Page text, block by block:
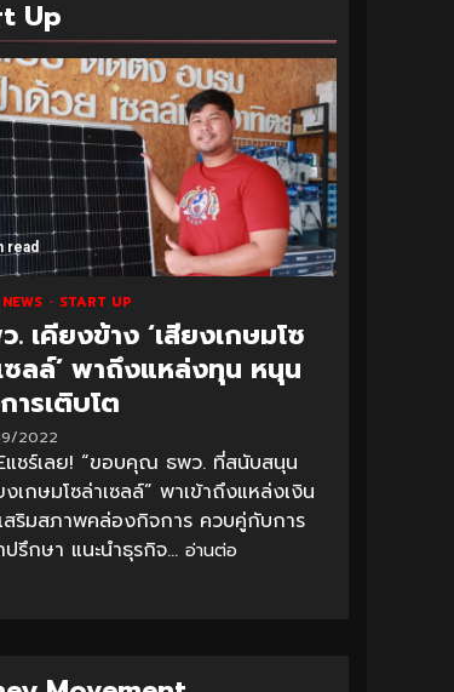
Up
read
START UP
. เคียงข้าง ‘เสียงเกษมโซ
ซลล์’ พาถึงแหล่งทุน หนุน
ารเติบโต
2022
แชร์เลย! “ขอบคุณ ธพว. ที่สนับสนุน
งเกษมโซล่าเซลล์” พาเข้าถึงแหล่งเงิน
สริมสภาพคล่องกิจการ ควบคู่กับการ
ปรึกษา แนะนำธุรกิจ... อ่านต่อ